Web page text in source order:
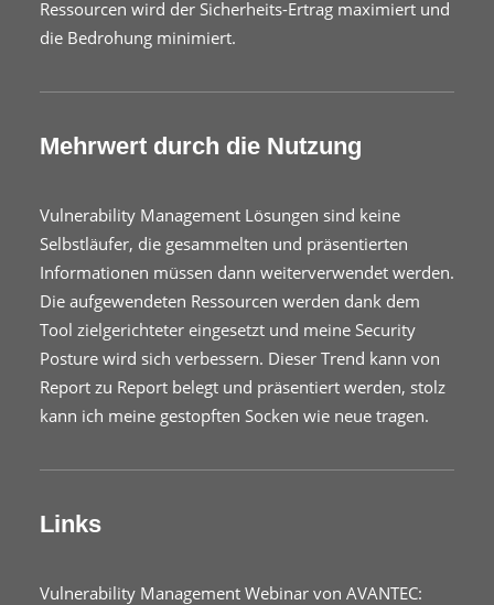
Ressourcen wird der Sicherheits-Ertrag maximiert und
die Bedrohung minimiert.
Mehrwert durch die Nutzung
Vulnerability Management Lösungen sind keine
Selbstläufer, die gesammelten und präsentierten
Informationen müssen dann weiterverwendet werden.
Die aufgewendeten Ressourcen werden dank dem
Tool zielgerichteter eingesetzt und meine Security
Posture wird sich verbessern. Dieser Trend kann von
Report zu Report belegt und präsentiert werden, stolz
kann ich meine gestopften Socken wie neue tragen.
Links
Vulnerability Management Webinar von AVANTEC: